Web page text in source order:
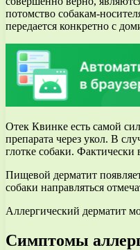
потомство собакам-
передается конкретно с
Отек Квинке есть самой
препарата через укол. В
глотке собаки.
Пищевой дерматит
собаки направляться
Аллергический дерматит
Симптомы